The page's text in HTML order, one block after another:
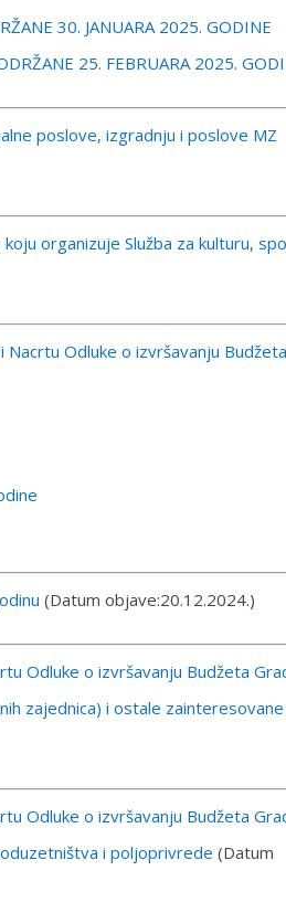
30. JANUARA 2025. GODINE
25. FEBRUARA 2025.
poslove, izgradnju i poslove MZ
organizuje Služba za kulturu,
Nacrtu Odluke o izvršavanju Budžeta
(Datum objave:20.12.2024.)
Odluke o izvršavanju Budžeta
zajednica) i ostale zainteresovane
Odluke o izvršavanju Budžeta
i poljoprivrede (Datum